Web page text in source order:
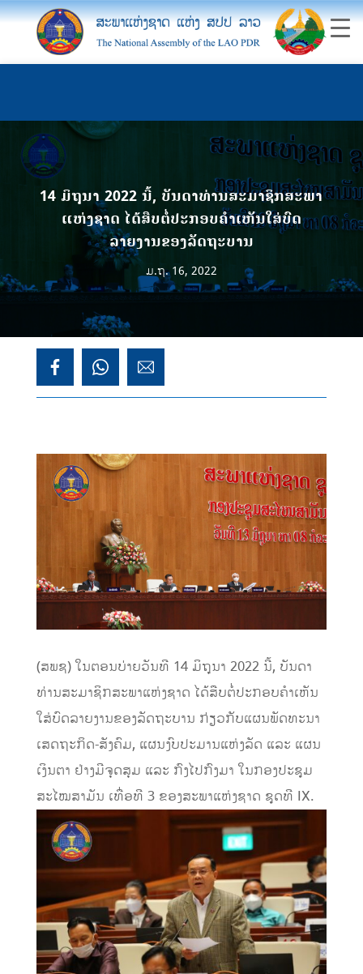
14 ມິຖຸນາ 2022 ນີ້, ບັນດາທ່ານສະມາຊິກສະພາ
ແຫ່ງຊາດ ໄດ້ສືບຕໍ່ປະກອບຄຳເຫັນໃສ່ບົດ
ລາຍງານຂອງລັດຖະບານ
ມ.ຖ. 16, 2022
(ສພຊ) ໃນຕອນບ່າຍວັນທີ 14 ມິຖຸນາ 2022 ນີ້, ບັນດາ
ທ່ານສະມາຊິກສະພາແຫ່ງຊາດ ໄດ້ສືບຕໍ່ປະກອບຄຳເຫັນ
ໃສ່ບົດລາຍງານຂອງລັດຖະບານ ກ່ຽວກັບແຜນພັດທະນາ
ເສດຖະກິດ-ສັງຄົມ, ແຜນງົບປະມານແຫ່ງລັດ ແລະ ແຜນ
ເງິນຕາ ຢ່າງມີຈຸດສຸມ ແລະ ກົງໄປກົງມາ ໃນກອງປະຊຸມ
ສະໄໝສາມັນ ເທື່ອທີ 3 ຂອງສະພາແຫ່ງຊາດ ຊຸດທີ IX.